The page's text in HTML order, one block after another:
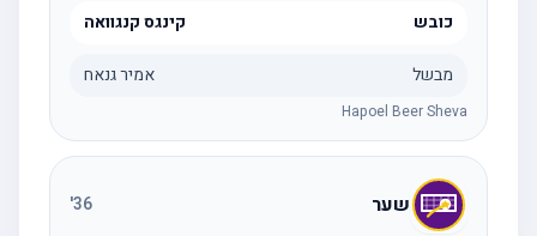
כובש קינגס קנגוואה
מבשל אמיר גנאח
Hapoel Beer Sheva
שער 36
'